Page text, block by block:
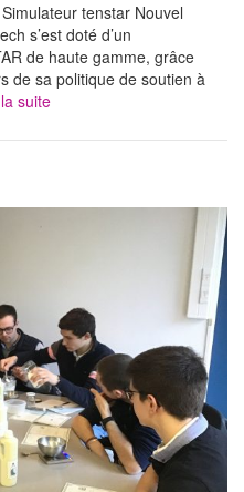
tenstar Nouvel
s’est doté d’un
de haute gamme, grâce
de sa politique de soutien à
suite